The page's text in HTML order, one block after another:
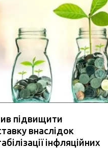
підвищити
внаслідок
інфляційних